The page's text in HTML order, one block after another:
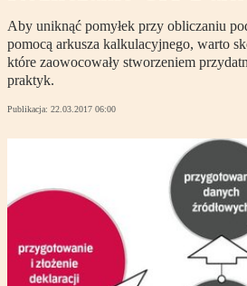
Aby uniknąć pomyłek przy obliczaniu
pomocą arkusza kalkulacyjnego, warto
które zaowocowały stworzeniem
praktyk.
Publikacja: 22.03.2017 06:00